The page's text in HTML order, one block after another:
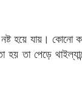
হয়ে যায়। কোনো
তা পেড়ে